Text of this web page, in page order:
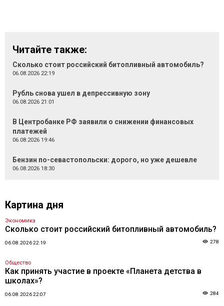
Читайте также:
Сколько стоит российский битопливный автомобиль?
06.08.2026 22:19
Рубль снова ушел в депрессивную зону
06.08.2026 21:01
В Центробанке РФ заявили о снижении финансовых
платежей
06.08.2026 19:46
Бензин по-севастопольски: дорого, но уже дешевле
06.08.2026 18:30
Картина дня
Экономика
Сколько стоит российский битопливный автомобиль?
06.08.2026 22:19 278
Общество
Как принять участие в проекте «Планета детства в
школах»?
06.08.2026 22:07 284